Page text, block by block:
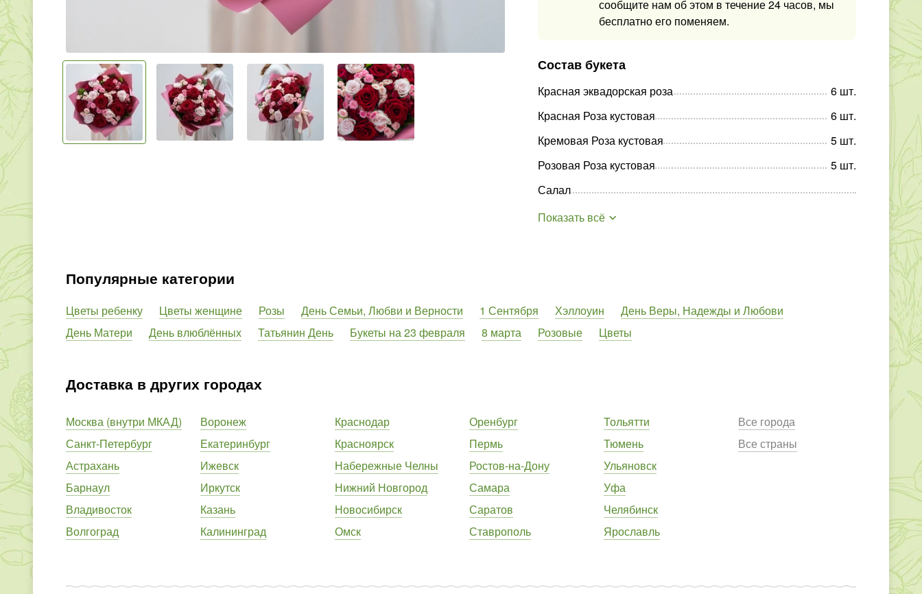
сообщите нам об этом в течение 24 часов, мы
бесплатно его поменяем.
Состав букета
Красная эквадорская роза 6 шт.
Красная Роза кустовая
6 шт.
Кремовая Роза кустовая
5 шт.
Розовая Роза кустовая
5 шт.
Салал
Показать всё
Популярные категории
Цветы ребенку Цветы женщине Розы День Семьи, Любви и Верности 1 Сентября Хэллоуин
День Веры, Надежды и Любови
День Матери
День влюблённых Татьянин День Букеты на 23 февраля 8 марта Розовые Цветы
Доставка в других городах
Москва (внутри МКАД)
Санкт-Петербург
Астрахань
Барнаул
Владивосток
Волгоград
Воронеж
Екатеринбург
Ижевск
Иркутск
Казань
Калининград
Краснодар
Красноярск
Набережные Челны
Нижний Новгород
Новосибирск
Омск
Оренбург
Пермь
Ростов-на-Дону
Самара
Саратов
Ставрополь
Тольятти
Тюмень
Ульяновск
Уфа
Челябинск
Ярославль
Все города
Все страны